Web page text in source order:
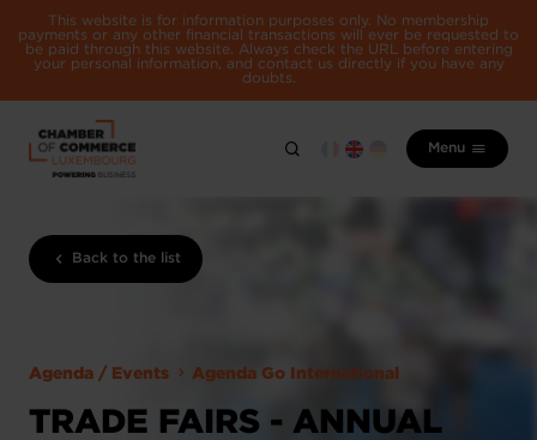
This website is for information purposes only. No membership
payments or any other financial transactions will ever be requested to
be paid through this website. Always check the URL before entering
your personal information, and contact us directly if you have any
doubts.
Menu
Back to the list
Agenda / Events Agenda Go International
TRADE FAIRS - ANNUAL